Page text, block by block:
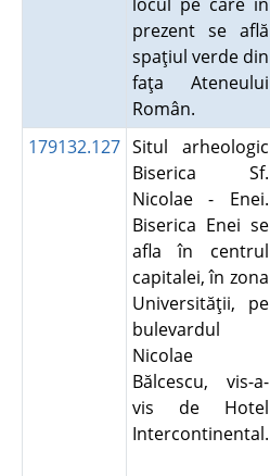
prezent se află
spaţiul verde din
faţa Ateneului
Român.
179132.127 Situl arheologic
Biserica Sf.
Nicolae - Enei.
Biserica Enei se
afla în centrul
capitalei, în zona
Universităţii, pe
bulevardul
Nicolae
Bălcescu, vis-a-
vis de Hotel
Intercontinental.